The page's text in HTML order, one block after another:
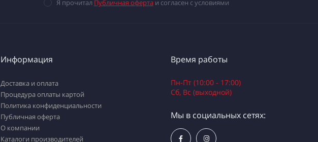
Я прочитал Публичная офертаи согласен с условиями
Информация
Доставка и оплата
Процедура оплаты картой
Политика конфиденциальности
Публичная оферта
О компании
Каталоги производителей
Время работы
Пн-Пт (10:00 - 17:00)
Сб, Вс (выходной)
Мы в социальных сетях: